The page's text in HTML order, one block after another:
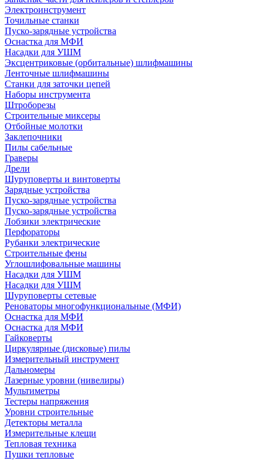
Электроинструмент
Точильные станки
Пуско-зарядные устройства
Оснастка для МФИ
Насадки для УШМ
Эксцентриковые (орбитальные) шлифмашины
Ленточные шлифмашины
Станки для заточки цепей
Наборы инструмента
Штроборезы
Строительные миксеры
Отбойные молотки
Заклепочники
Пилы сабельные
Граверы
Дрели
Шуруповерты и винтоверты
Зарядные устройства
Пуско-зарядные устройства
Пуско-зарядные устройства
Лобзики электрические
Перфораторы
Рубанки электрические
Строительные фены
Углошлифовальные машины
Насадки для УШМ
Насадки для УШМ
Шуруповерты сетевые
Реноваторы многофункциональные (МФИ)
Оснастка для МФИ
Оснастка для МФИ
Гайковерты
Циркулярные (дисковые) пилы
Измерительный инструмент
Дальномеры
Лазерные уровни (нивелиры)
Мультиметры
Тестеры напряжения
Уровни строительные
Детекторы металла
Измерительные клещи
Тепловая техника
Пушки тепловые